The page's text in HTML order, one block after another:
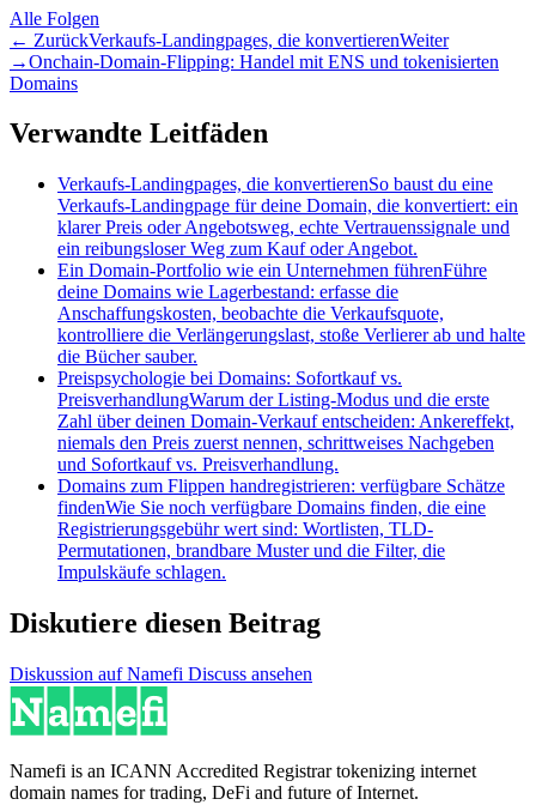
Alle Folgen
← ZurückVerkaufs-Landingpages, die konvertierenWeiter
→Onchain-Domain-Flipping: Handel mit ENS und tokenisierten
Domains
Verwandte Leitfäden
Verkaufs-Landingpages, die konvertierenSo baust du eine
Verkaufs-Landingpage für deine Domain, die konvertiert: ein
klarer Preis oder Angebotsweg, echte Vertrauenssignale und
ein reibungsloser Weg zum Kauf oder Angebot.
Ein Domain-Portfolio wie ein Unternehmen führenFühre
deine Domains wie Lagerbestand: erfasse die
Anschaffungskosten, beobachte die Verkaufsquote,
kontrolliere die Verlängerungslast, stoße Verlierer ab und halte
die Bücher sauber.
Preispsychologie bei Domains: Sofortkauf vs.
PreisverhandlungWarum der Listing-Modus und die erste
Zahl über deinen Domain-Verkauf entscheiden: Ankereffekt,
niemals den Preis zuerst nennen, schrittweises Nachgeben
und Sofortkauf vs. Preisverhandlung.
Domains zum Flippen handregistrieren: verfügbare Schätze
findenWie Sie noch verfügbare Domains finden, die eine
Registrierungsgebühr wert sind: Wortlisten, TLD-
Permutationen, brandbare Muster und die Filter, die
Impulskäufe schlagen.
Diskutiere diesen Beitrag
Diskussion auf Namefi Discuss ansehen
Namefi is an ICANN Accredited Registrar tokenizing internet
domain names for trading, DeFi and future of Internet.